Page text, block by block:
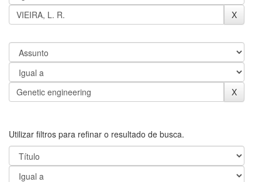
Utilizar filtros para refinar o resultado de busca.